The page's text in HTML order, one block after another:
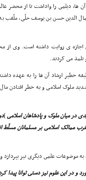
ها، دیلمى را واداشت تا از محضر
الدین حسن بن یوسف حلّى، ملّقب
اجازه ى روایت داشته است. وى
تلمذ مى کردند.
خطیر ارشاد آن ها را به عهده
ملوک اسلامى و به خطر افتادن
در میان ملوک و پادشاهان اسلامى]
اسلامى بر مسلمانان مسلّط
موضوعات علمى دیگرى نیز بپردازد
و در این علوم نیز دستى توانا پیدا